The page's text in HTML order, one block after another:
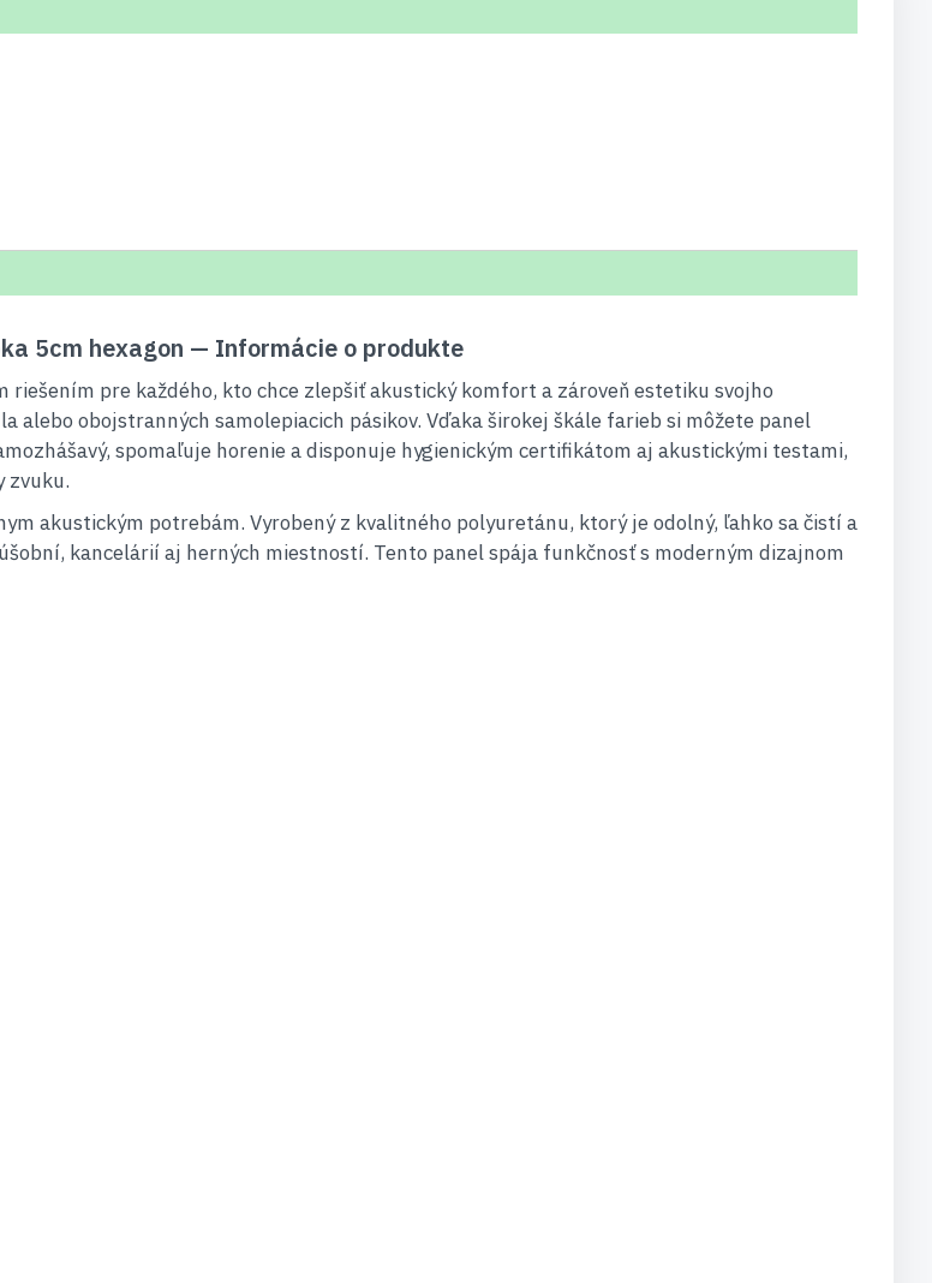
5cm hexagon — Informácie o produkte
pre každého, kto chce zlepšiť akustický komfort a zároveň estetiku svojho
obojstranných samolepiacich pásikov. Vďaka širokej škále farieb si môžete panel
spomaľuje horenie a disponuje hygienickým certifikátom aj akustickými testami,
zvuku.
akustickým potrebám. Vyrobený z kvalitného polyuretánu, ktorý je odolný, ľahko sa čistí a
kancelárií aj herných miestností. Tento panel spája funkčnosť s moderným dizajnom